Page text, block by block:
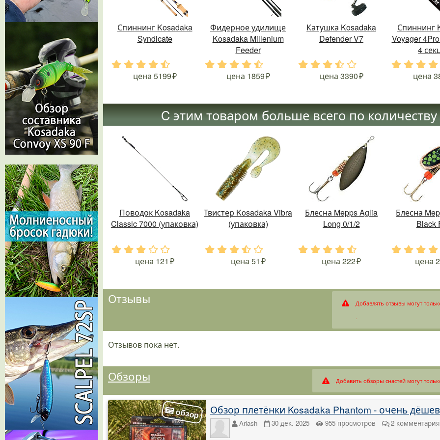
Спиннинг Kosadaka
Syndicate
. . .
цена 5199
Фидерное удилище
Kosadaka Millenium
Feeder
. . .
цена 1859
Катушка Kosadaka
Defender V7
. . .
цена 3390
Спиннинг
Voyager
4
. .
цена
C этим товаром больше всего по
Поводок Kosadaka
Classic 7000 (упаковка)
. . .
цена 121
Твистер Kosadaka Vibra
(упаковка)
. . .
цена 51
Блесна Mepps Aglia
Long 0/1/2
. . .
цена 222
Блесна
Black
. .
цена
Отзывы Добавлять отзывы могут
.
Отзывов пока нет.
Обзоры Добавить обзоры снастей могут
Обзор плетёнки Kosadaka Phantom - очень
Arlash 30 дек. 2025 955 просмотров 2 комментария